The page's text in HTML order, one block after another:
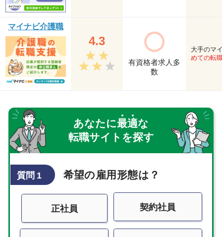
マイナビ介護職
4.3
有資格者求人多
数
大手のマ
めての転
あなたに最適な
転職サイトを探す
質問 1 希望の雇用形態は？
正社員 契約社員